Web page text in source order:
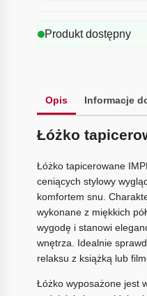
Produkt dostępny
Opis Informacje
Łóżko
Łóżko tapicerowane
ceniących stylowy
komfortem snu.
wykonane z miękkich
wygodę i stanowi
wnętrza. Idealnie
relaksu z książką lub
Łóżko wyposażone jest